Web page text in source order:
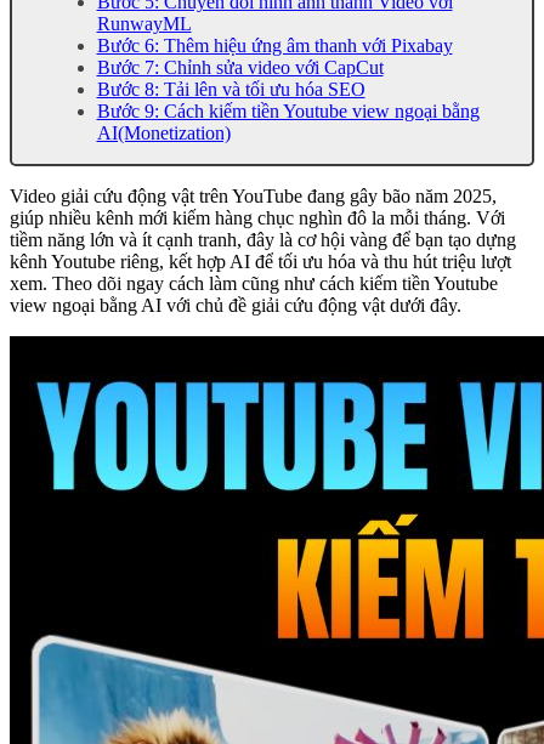
RunwayML
Bước 6: Thêm hiệu ứng âm thanh với Pixabay
Bước 7: Chỉnh sửa video với CapCut
Bước 8: Tải lên và tối ưu hóa SEO
Bước 9: Cách kiếm tiền Youtube view ngoại bằng
AI(Monetization)
Video giải cứu động vật trên YouTube đang gây bão năm 2025,
giúp nhiều kênh mới kiếm hàng chục nghìn đô la mỗi tháng. Với
tiềm năng lớn và ít cạnh tranh, đây là cơ hội vàng để bạn tạo dựng
kênh Youtube riêng, kết hợp AI để tối ưu hóa và thu hút triệu lượt
xem. Theo dõi ngay cách làm cũng như cách kiếm tiền Youtube
view ngoại bằng AI với chủ đề giải cứu động vật dưới đây.